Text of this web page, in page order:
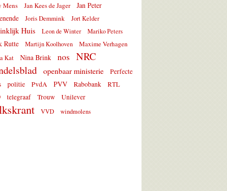
Mens Jan Kees de Jager
Jan Peter
Joris Demmink Jort Kelder
Huis Leon de Winter Mariko Peters
Rutte Martijn Koolhoven Maxime Verhagen
Kat Nina Brink nos
NRC
openbaar ministerie
Perfecte
politie PvdA PVV Rabobank RTL
telegraaf Trouw Unilever
VVD windmolens